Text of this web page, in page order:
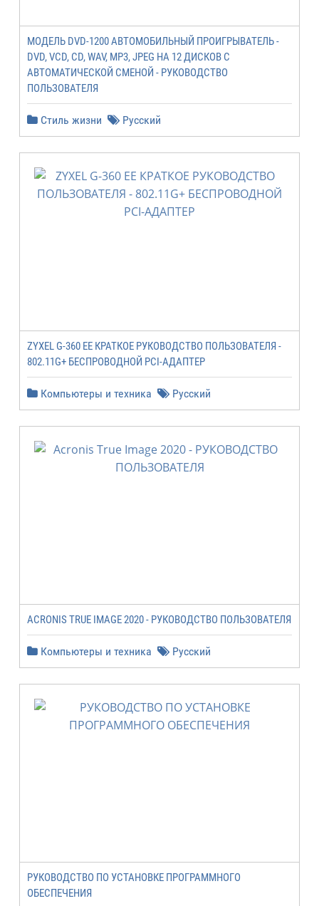
МОДЕЛЬ DVD-1200 АВТОМОБИЛЬНЫЙ ПРОИГРЫВАТЕЛЬ -
DVD, VCD, CD, WAV, MP3, JPEG НА 12 ДИСКОВ С
АВТОМАТИЧЕСКОЙ СМЕНОЙ - РУКОВОДСТВО
ПОЛЬЗОВАТЕЛЯ
Стиль жизни Русский
ZYXEL G-360 EE КРАТКОЕ РУКОВОДСТВО ПОЛЬЗОВАТЕЛЯ -
802.11G+ БЕСПРОВОДНОЙ PCI-АДАПТЕР
Компьютеры и техника Русский
ACRONIS TRUE IMAGE 2020 - РУКОВОДСТВО ПОЛЬЗОВАТЕЛЯ
Компьютеры и техника Русский
РУКОВОДСТВО ПО УСТАНОВКЕ ПРОГРАММНОГО
ОБЕСПЕЧЕНИЯ